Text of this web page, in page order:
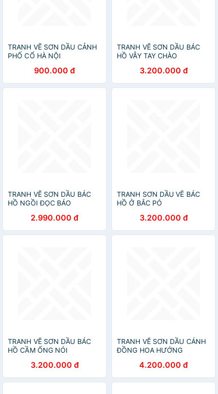
TRANH VẼ SƠN DẦU CẢNH
PHỐ CỔ HÀ NỘI
900.000 đ
TRANH VẼ SƠN DẦU BÁC
HỒ VẪY TAY CHÀO
3.200.000 đ
TRANH VẼ SƠN DẦU BÁC
HỒ NGỒI ĐỌC BÁO
2.990.000 đ
TRANH SƠN DẦU VẼ BÁC
HỒ Ở BẮC PÓ
3.200.000 đ
TRANH VẼ SƠN DẦU BÁC
HỒ CẦM ỐNG NÓI
3.200.000 đ
TRANH VẼ SƠN DẦU CÁNH
ĐỒNG HOA HƯỚNG
4.200.000 đ